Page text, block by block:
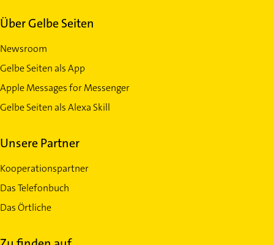
Über Gelbe Seiten
Newsroom
Gelbe Seiten als App
Apple Messages for Messenger
Gelbe Seiten als Alexa Skill
Unsere Partner
Kooperationspartner
Das Telefonbuch
Das Örtliche